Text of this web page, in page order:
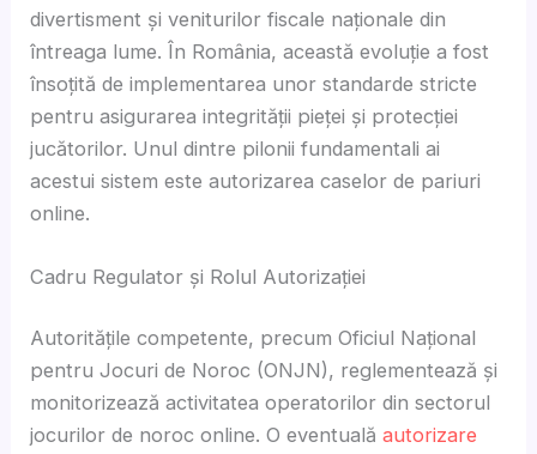
divertisment și veniturilor fiscale naționale din
întreaga lume. În România, această evoluție a fost
însoțită de implementarea unor standarde stricte
pentru asigurarea integrității pieței și protecției
jucătorilor. Unul dintre pilonii fundamentali ai
acestui sistem esteautorizarea caselor de pariuri
online.
Cadru Regulator și Rolul Autorizației
Autoritățile competente, precum Oficiul Național
pentru Jocuri de Noroc (ONJN), reglementează și
monitorizează activitatea operatorilor din sectorul
jocurilor de noroc online. O eventualăautorizare